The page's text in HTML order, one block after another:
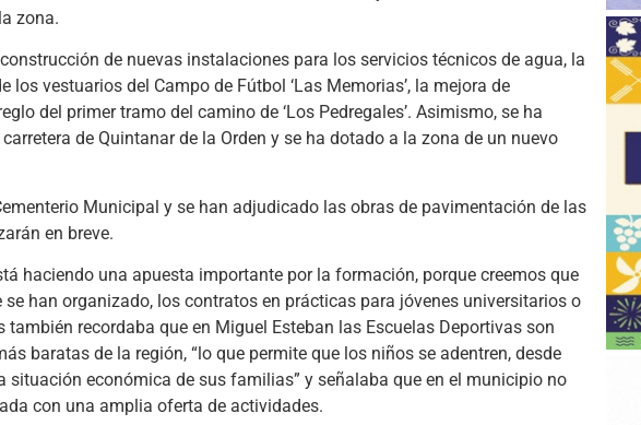
zona.
de nuevas instalaciones para los servicios técnicos de agua, la
vestuarios del Campo de Fútbol ‘Las Memorias’, la mejora de
del primer tramo del camino de ‘Los Pedregales’. Asimismo, se ha
de Quintanar de la Orden y se ha dotado a la zona de un nuevo
Municipal y se han adjudicado las obras de pavimentación de las
en breve.
haciendo una apuesta importante por la formación, porque creemos que
han organizado, los contratos en prácticas para jóvenes universitarios o
recordaba que en Miguel Esteban las Escuelas Deportivas son
baratas de la región, “lo que permite que los niños se adentren, desde
situación económica de sus familias” y señalaba que en el municipio no
con una amplia oferta de actividades.